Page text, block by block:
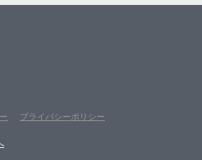
プライバシーポリシー